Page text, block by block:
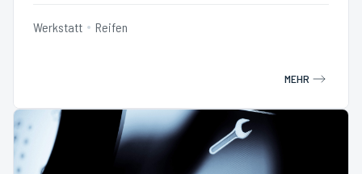
Werkstatt Reifen
MEHR